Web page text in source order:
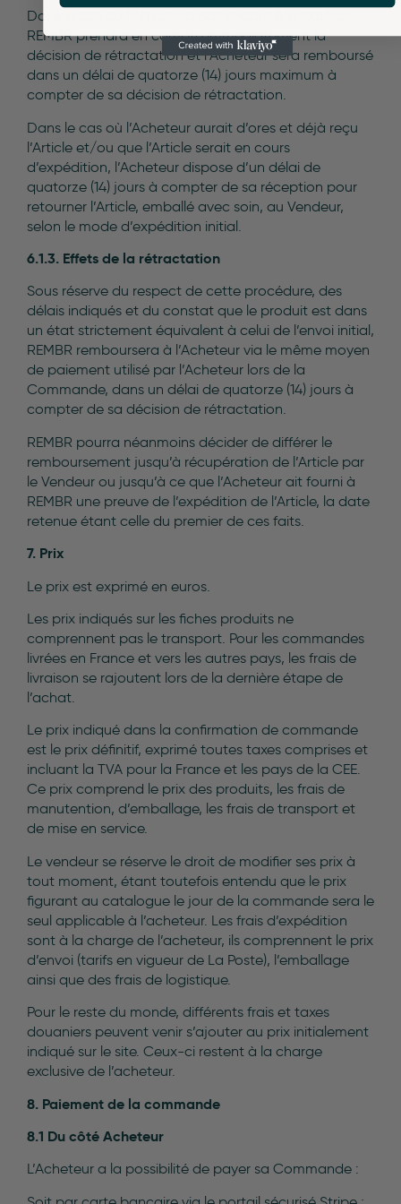
Dans le cas où l’Article n’a pas encore été expédié,
REMBR prendra en compte immédiatement la
décision de rétractation et l’Acheteur sera remboursé
dans un délai de quatorze (14) jours maximum à
compter de sa décision de rétractation.
Dans le cas où l’Acheteur aurait d’ores et déjà reçu
l’Article et/ou que l’Article serait en cours
d’expédition, l’Acheteur dispose d’un délai de
quatorze (14) jours à compter de sa réception pour
retourner l’Article, emballé avec soin, au Vendeur,
selon le mode d’expédition initial.
6.1.3. Effets de la rétractation
Sous réserve du respect de cette procédure, des
délais indiqués et du constat que le produit est dans
un état strictement équivalent à celui de l’envoi initial,
REMBR remboursera à l’Acheteur via le même moyen
de paiement utilisé par l’Acheteur lors de la
Commande, dans un délai de quatorze (14) jours à
compter de sa décision de rétractation.
REMBR pourra néanmoins décider de différer le
remboursement jusqu’à récupération de l’Article par
le Vendeur ou jusqu’à ce que l’Acheteur ait fourni à
REMBR une preuve de l’expédition de l’Article, la date
retenue étant celle du premier de ces faits.
7. Prix
Le prix est exprimé en euros.
Les prix indiqués sur les fiches produits ne
comprennent pas le transport. Pour les commandes
livrées en France et vers les autres pays, les frais de
livraison se rajoutent lors de la dernière étape de
l’achat.
Le prix indiqué dans la confirmation de commande
est le prix définitif, exprimé toutes taxes comprises et
incluant la TVA pour la France et les pays de la CEE.
Ce prix comprend le prix des produits, les frais de
manutention, d’emballage, les frais de transport et
de mise en service.
Le vendeur se réserve le droit de modifier ses prix à
tout moment, étant toutefois entendu que le prix
figurant au catalogue le jour de la commande sera le
seul applicable à l’acheteur. Les frais d’expédition
sont à la charge de l’acheteur, ils comprennent le prix
d’envoi (tarifs en vigueur de La Poste), l’emballage
ainsi que des frais de logistique.
Pour le reste du monde, différents frais et taxes
douaniers peuvent venir s’ajouter au prix initialement
indiqué sur le site. Ceux-ci restent à la charge
exclusive de l’acheteur.
8. Paiement de la commande
8.1 Du côté Acheteur
L’Acheteur a la possibilité de payer sa Commande :